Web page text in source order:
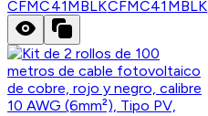
CFMC41MBLKCFMC41MBLK